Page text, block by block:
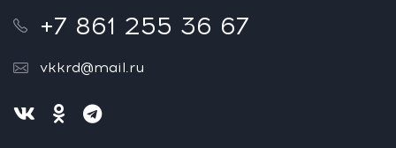
+7 861 255 36 67
vkkrd@mail.ru